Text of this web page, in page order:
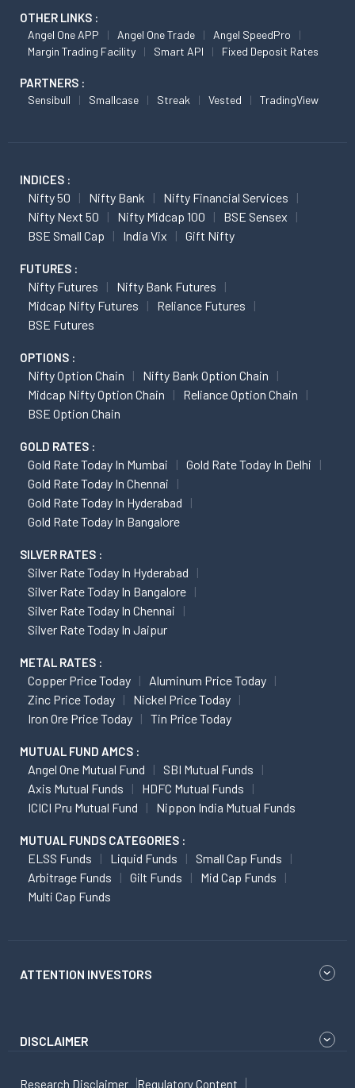
OTHER LINKS :
Angel One APP Angel One Trade
Angel SpeedPro
Margin Trading Facility
Smart API Fixed Deposit Rates
PARTNERS :
Sensibull Smallcase Streak Vested TradingView
INDICES :
Nifty 50 Nifty Bank
Nifty Financial Services
Nifty Next 50
Nifty Midcap 100
BSE Sensex
BSE Small Cap
India Vix Gift Nifty
FUTURES :
Nifty Futures
Nifty Bank Futures
Midcap Nifty Futures
Reliance Futures
BSE Futures
OPTIONS :
Nifty Option Chain
Nifty Bank Option Chain
Midcap Nifty Option Chain
Reliance Option Chain
BSE Option Chain
GOLD RATES :
Gold Rate Today In Mumbai
Gold Rate Today In Delhi
Gold Rate Today In Chennai
Gold Rate Today In Hyderabad
Gold Rate Today In Bangalore
SILVER RATES :
Silver Rate Today In Hyderabad
Silver Rate Today In Bangalore
Silver Rate Today In Chennai
Silver Rate Today In Jaipur
METAL RATES :
Copper Price Today
Aluminum Price Today
Zinc Price Today
Nickel Price Today
Iron Ore Price Today
Tin Price Today
MUTUAL FUND AMCS :
Angel One Mutual Fund
SBI Mutual Funds
Axis Mutual Funds
HDFC Mutual Funds
ICICI Pru Mutual Fund
Nippon India Mutual Funds
MUTUAL FUNDS CATEGORIES :
ELSS Funds Liquid Funds
Small Cap Funds
Arbitrage Funds
Gilt Funds
Mid Cap Funds
Multi Cap Funds
ATTENTION INVESTORS
DISCLAIMER
Research Disclaimer Regulatory Content